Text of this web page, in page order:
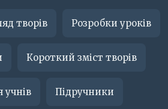
творів Розробки уроків
Короткий зміст творів
учнів Підручники